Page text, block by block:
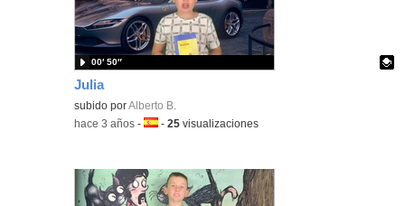
Julia
Contenido educativo.
subido porAlberto B.
00′ 50″
-hace 3 años -Idioma:
-25 visualizaciones